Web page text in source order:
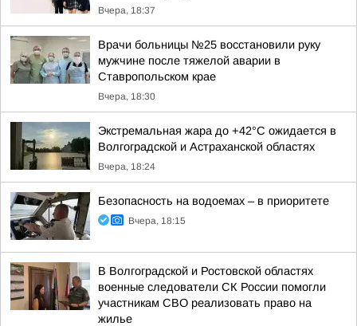
Вчера, 18:37
Врачи больницы №25 восстановили руку
мужчине после тяжелой аварии в
Ставропольском крае
Вчера, 18:30
Экстремальная жара до +42°C ожидается в
Волгоградской и Астраханской областях
Вчера, 18:24
Безопасность на водоемах – в приоритете
Вчера, 18:15
В Волгоградской и Ростовской областях
военные следователи СК России помогли
участникам СВО реализовать право на
жилье